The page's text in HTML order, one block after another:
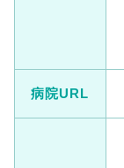
病院URL